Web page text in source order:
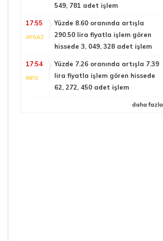
549, 781 adet işlem
17:55
AYGAZ
Yüzde 8.60 oranında artışla
290.50 lira fiyatla işlem gören
hissede 3, 049, 328 adet işlem
17:54
INFO
Yüzde 7.26 oranında artışla 7.39
lira fiyatla işlem gören hissede
62, 272, 450 adet işlem
daha fazla